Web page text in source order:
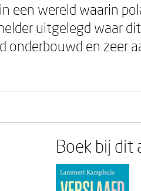
een wereld waarin
uitgelegd waar
onderbouwd en zeer
Boek bij dit